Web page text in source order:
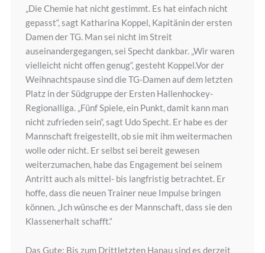
„Die Chemie hat nicht gestimmt. Es hat einfach nicht
gepasst“, sagt Katharina Koppel, Kapitänin der ersten
Damen der TG. Man sei nicht im Streit
auseinandergegangen, sei Specht dankbar. „Wir waren
vielleicht nicht offen genug“, gesteht Koppel.Vor der
Weihnachtspause sind die TG-Damen auf dem letzten
Platz in der Südgruppe der Ersten Hallenhockey-
Regionalliga. „Fünf Spiele, ein Punkt, damit kann man
nicht zufrieden sein“, sagt Udo Specht. Er habe es der
Mannschaft freigestellt, ob sie mit ihm weitermachen
wolle oder nicht. Er selbst sei bereit gewesen
weiterzumachen, habe das Engagement bei seinem
Antritt auch als mittel- bis langfristig betrachtet. Er
hoffe, dass die neuen Trainer neue Impulse bringen
können. „Ich wünsche es der Mannschaft, dass sie den
Klassenerhalt schafft.“
Das Gute: Bis zum Drittletzten Hanau sind es derzeit